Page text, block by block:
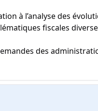
à l’analyse des
fiscales
des